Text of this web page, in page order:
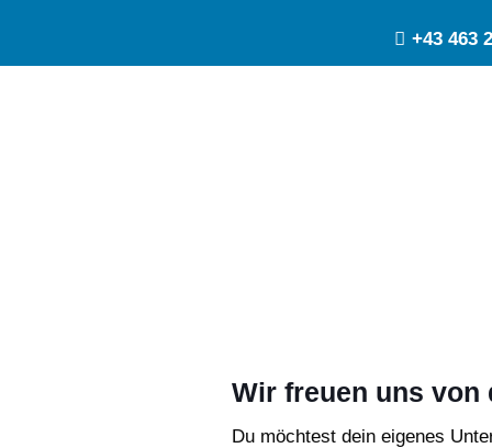
+43 463
Wir freuen uns von
Du möchtest dein eigenes